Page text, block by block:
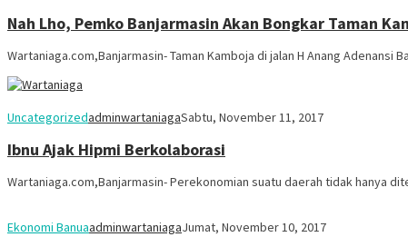
Nah Lho, Pemko Banjarmasin Akan Bongkar Taman
Wartaniaga.com,Banjarmasin- Taman Kamboja di jalan H Anang
UncategorizedadminwartaniagaSabtu, November 11, 2017
Ibnu Ajak Hipmi Berkolaborasi
Wartaniaga.com,Banjarmasin- Perekonomian suatu daerah tidak hanya
Ekonomi BanuaadminwartaniagaJumat, November 10, 2017